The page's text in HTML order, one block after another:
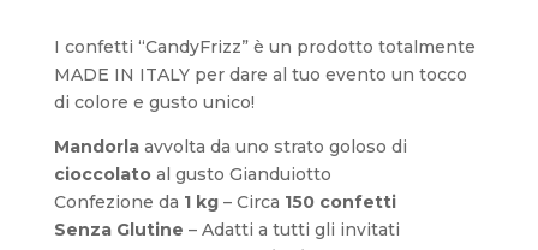
I confetti “CandyFrizz” è un prodotto totalmente
MADE IN ITALY per dare al tuo evento un tocco
di colore e gusto unico!
Mandorlaavvolta da uno strato goloso di
cioccolato al gusto Gianduiotto
Confezione da 1 kg– Circa 150 confetti
Senza Glutine – Adatti a tutti gli invitati